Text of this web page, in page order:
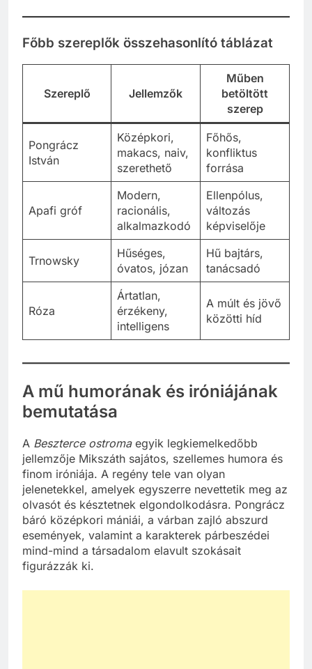
Főbb szereplők összehasonlító táblázat
Szereplő Jellemzők
Műben
betöltött
szerep
Pongrácz
István
Középkori,
makacs, naiv,
szerethető
Főhős,
konfliktus
forrása
Apafi gróf
Modern,
racionális,
alkalmazkodó
Ellenpólus,
változás
képviselője
Trnowsky
Hűséges,
óvatos, józan
Hű bajtárs,
tanácsadó
Róza
Ártatlan,
érzékeny,
intelligens
A múlt és jövő
közötti híd
A mű humorának és iróniájának
bemutatása
A Beszterce ostromaegyik legkiemelkedőbb
jellemzője Mikszáth sajátos, szellemes humora és
finom iróniája. A regény tele van olyan
jelenetekkel, amelyek egyszerre nevettetik meg az
olvasót és késztetnek elgondolkodásra. Pongrácz
báró középkori mániái, a várban zajló abszurd
események, valamint a karakterek párbeszédei
mind-mind a társadalom elavult szokásait
figurázzák ki.